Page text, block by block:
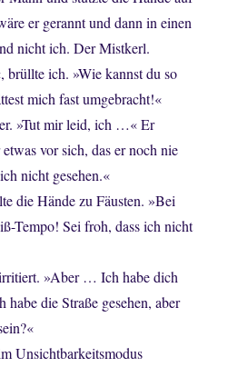
er gerannt und dann in einen
nicht ich. Der Mistkerl.
brüllte ich. »Wie kannst du so
mich fast umgebracht!«
»Tut mir leid, ich …« Er
vor sich, das er noch nie
nicht gesehen.«
die Hände zu Fäusten. »Bei
Tempo! Sei froh, dass ich nicht
»Aber … Ich habe dich
die Straße gesehen, aber
Unsichtbarkeitsmodus